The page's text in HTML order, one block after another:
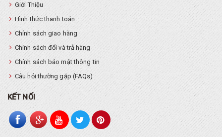
Giới Thiệu
Hình thức thanh toán
Chính sách giao hàng
Chính sách đổi và trả hàng
Chính sách bảo mật thông tin
Câu hỏi thường gặp (FAQs)
KẾT NỐI